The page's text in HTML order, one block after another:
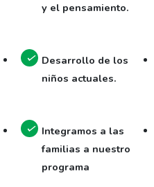
y el pensamiento.
Desarrollo de los
niños actuales.
Integramos a las
familias a nuestro
programa